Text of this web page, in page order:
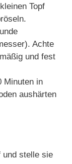
Topf
Achte
und fest
Minuten in
aushärten
und stelle sie